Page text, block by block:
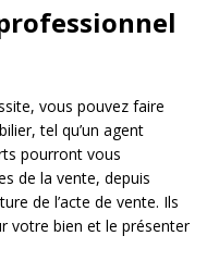
vous pouvez faire
tel qu’un agent
pourront vous
de la vente, depuis
de l’acte de vente. Ils
votre bien et le présenter